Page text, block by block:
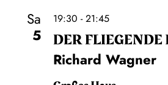
Sa
5
19:30 - 21:45
DER
Richard Wagner